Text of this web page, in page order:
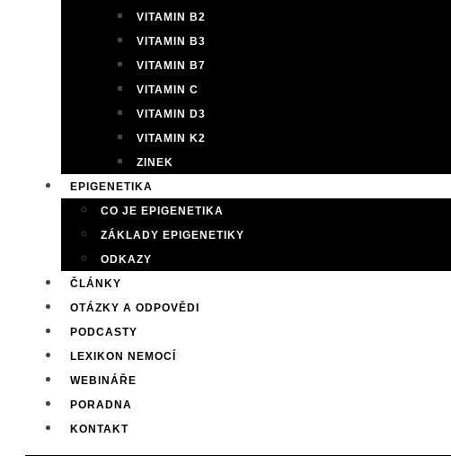
VITAMIN B2
VITAMIN B3
VITAMIN B7
VITAMIN C
VITAMIN D3
VITAMIN K2
ZINEK
EPIGENETIKA
CO JE EPIGENETIKA
ZÁKLADY EPIGENETIKY
ODKAZY
ČLÁNKY
OTÁZKY A ODPOVĚDI
PODCASTY
LEXIKON NEMOCÍ
WEBINÁŘE
PORADNA
KONTAKT